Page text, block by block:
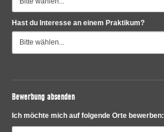
Hast du Interesse an einem Praktikum?
Bewerbung absenden
Ich möchte mich auf folgende Orte bewerben: